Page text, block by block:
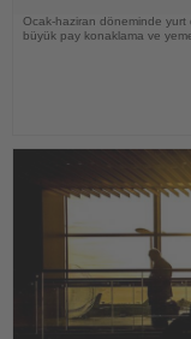
Ocak-haziran döneminde yurt
büyük pay konaklama ve